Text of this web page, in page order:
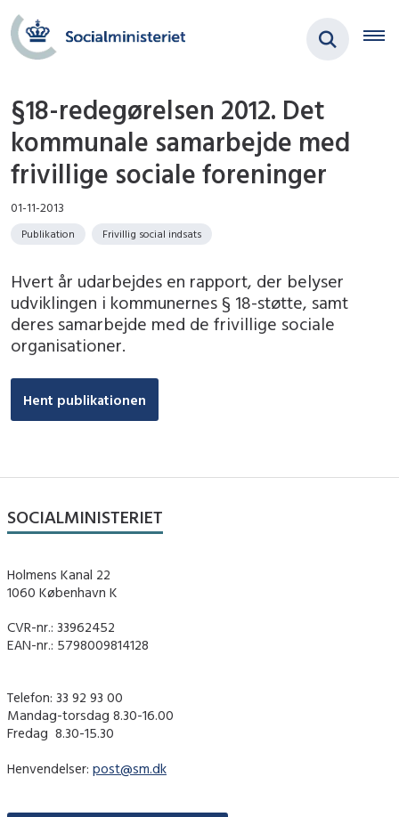
§18-redegørelsen 2012. Det
kommunale samarbejde med
frivillige sociale foreninger
01-11-2013
Publikation Frivillig social indsats
Hvert år udarbejdes en rapport, der belyser
udviklingen i kommunernes § 18-støtte, samt
deres samarbejde med de frivillige sociale
organisationer.
Hent publikationen
SOCIALMINISTERIET
Holmens Kanal 22
1060 København K
CVR-nr.: 33962452
EAN-nr.: 5798009814128
Telefon: 33 92 93 00
Mandag-torsdag 8.30-16.00
Fredag ​ 8.30-15.30
Henvendelser: post@sm.dk